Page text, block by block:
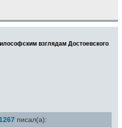
взглядам Достоевского
писал(а):